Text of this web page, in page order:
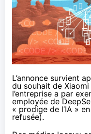
L’annonce survient
du souhait de
l’entreprise a par
employée de
« prodige de l’IA »
refusée).